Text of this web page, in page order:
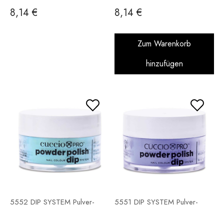
14 g
8,14 €
Mica 14 g
8,14 €
Zum Warenkorb
hinzufügen
5552 DIP SYSTEM Pulver-
5551 DIP SYSTEM Pulver-